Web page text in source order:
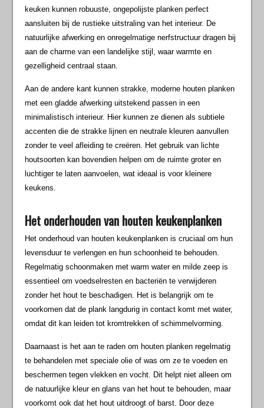
keuken kunnen robuuste, ongepolijste planken perfect
aansluiten bij de rustieke uitstraling van het interieur. De
natuurlijke afwerking en onregelmatige nerfstructuur dragen bij
aan de charme van een landelijke stijl, waar warmte en
gezelligheid centraal staan.
Aan de andere kant kunnen strakke, moderne houten planken
met een gladde afwerking uitstekend passen in een
minimalistisch interieur. Hier kunnen ze dienen als subtiele
accenten die de strakke lijnen en neutrale kleuren aanvullen
zonder te veel afleiding te creëren. Het gebruik van lichte
houtsoorten kan bovendien helpen om de ruimte groter en
luchtiger te laten aanvoelen, wat ideaal is voor kleinere
keukens.
Het onderhouden van houten keukenplanken
Het onderhoud van houten keukenplanken is cruciaal om hun
levensduur te verlengen en hun schoonheid te behouden.
Regelmatig schoonmaken met warm water en milde zeep is
essentieel om voedselresten en bacteriën te verwijderen
zonder het hout te beschadigen. Het is belangrijk om te
voorkomen dat de plank langdurig in contact komt met water,
omdat dit kan leiden tot kromtrekken of schimmelvorming.
Daarnaast is het aan te raden om houten planken regelmatig
te behandelen met speciale olie of was om ze te voeden en
beschermen tegen vlekken en vocht. Dit helpt niet alleen om
de natuurlijke kleur en glans van het hout te behouden, maar
voorkomt ook dat het hout uitdroogt of barst. Door deze